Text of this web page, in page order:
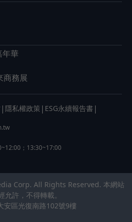
華
商務展
| 隱私權政策 | ESG永續報告書 |
；13:30~17:00
Corp. All Rights Reserved. 本網站
允許，不得轉載。
安區光復南路102號9樓